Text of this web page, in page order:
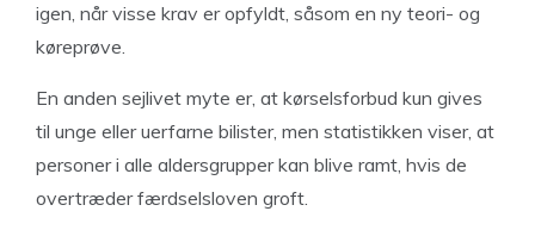
igen, når visse krav er opfyldt, såsom en ny teori- og
køreprøve.
En anden sejlivet myte er, at kørselsforbud kun gives
til unge eller uerfarne bilister, men statistikken viser, at
personer i alle aldersgrupper kan blive ramt, hvis de
overtræder færdselsloven groft.